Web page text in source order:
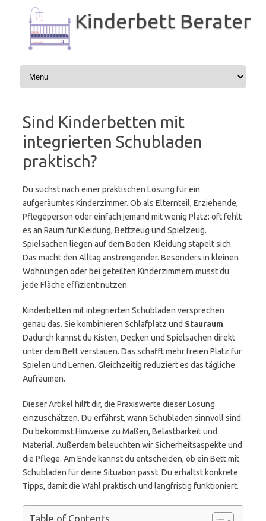
Inhalt
springen
Kinderbett Berater
Sind Kinderbetten mit
integrierten Schubladen
praktisch?
Du suchst nach einer praktischen Lösung für ein
aufgeräumtes Kinderzimmer. Ob als Elternteil, Erziehende,
Pflegeperson oder einfach jemand mit wenig Platz: oft fehlt
es an Raum für Kleidung, Bettzeug und Spielzeug.
Spielsachen liegen auf dem Boden. Kleidung stapelt sich.
Das macht den Alltag anstrengender. Besonders in kleinen
Wohnungen oder bei geteilten Kinderzimmern musst du
jede Fläche effizient nutzen.
Kinderbetten mit integrierten Schubladen versprechen
genau das. Sie kombinieren Schlafplatz und Stauraum.
Dadurch kannst du Kisten, Decken und Spielsachen direkt
unter dem Bett verstauen. Das schafft mehr freien Platz für
Spielen und Lernen. Gleichzeitig reduziert es das tägliche
Aufräumen.
Dieser Artikel hilft dir, die Praxiswerte dieser Lösung
einzuschätzen. Du erfährst, wann Schubladen sinnvoll sind.
Du bekommst Hinweise zu Maßen, Belastbarkeit und
Material. Außerdem beleuchten wir Sicherheitsaspekte und
die Pflege. Am Ende kannst du entscheiden, ob ein Bett mit
Schubladen für deine Situation passt. Du erhältst konkrete
Tipps, damit die Wahl praktisch und langfristig funktioniert.
Table of Contents